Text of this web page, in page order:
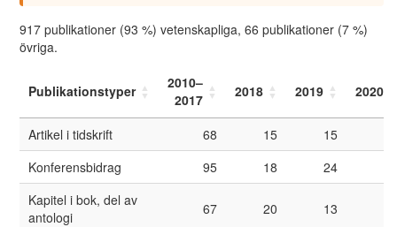
917 publikationer (93 %) vetenskapliga, 66 publikationer (7 %)
övriga.
Publikationstyper
2010–
2017
2018 2019 2020
Artikel i tidskrift 68 15 15
Konferensbidrag
95 18 24
Kapitel i bok, del av
antologi
67 20 13